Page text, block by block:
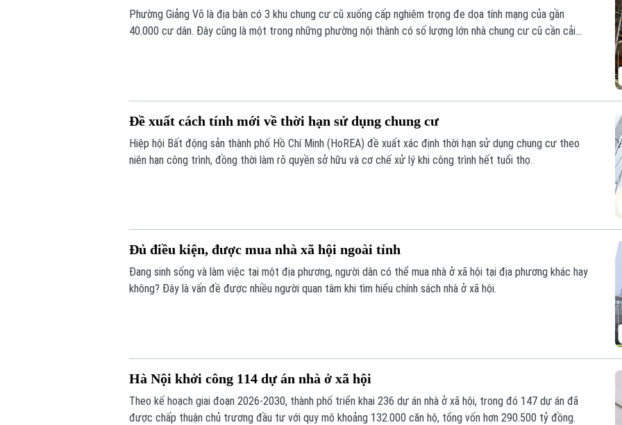
Phường Giảng Võ là địa bàn có 3 khu chung cư cũ xuống cấp nghiêm trọng đe dọa tính mạng của gần
40.000 cư dân. Đây cũng là một trong những phường nội thành có số lượng lớn nhà chung cư cũ cần cải
Đề xuất cách tính mới về thời hạn sử dụng chung cư
Hiệp hội Bất động sản thành phố Hồ Chí Minh (HoREA) đề xuất xác định thời hạn sử dụng chung cư theo
niên hạn công trình, đồng thời làm rõ quyền sở hữu và cơ chế xử lý khi công trình hết tuổi thọ.
Đủ điều kiện, được mua nhà xã hội ngoài tỉnh
Đang sinh sống và làm việc tại một địa phương, người dân có thể mua nhà ở xã hội tại địa phương khác hay
không? Đây là vấn đề được nhiều người quan tâm khi tìm hiểu chính sách nhà ở xã hội.
Hà Nội khởi công 114 dự án nhà ở xã hội
Theo kế hoạch giai đoạn 2026-2030, thành phố triển khai 236 dự án nhà ở xã hội, trong đó 147 dự án đã
được chấp thuận chủ trương đầu tư với quy mô khoảng 132.000 căn hộ, tổng vốn hơn 290.500 tỷ đồng.